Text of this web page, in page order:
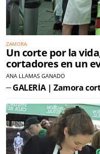
ZAMORA
Un corte por la
cortadores en un
ANA LLAMAS GANADO
GALERÍA | Zamora